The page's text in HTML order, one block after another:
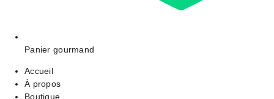
Panier gourmand
Accueil
À propos
Boutique